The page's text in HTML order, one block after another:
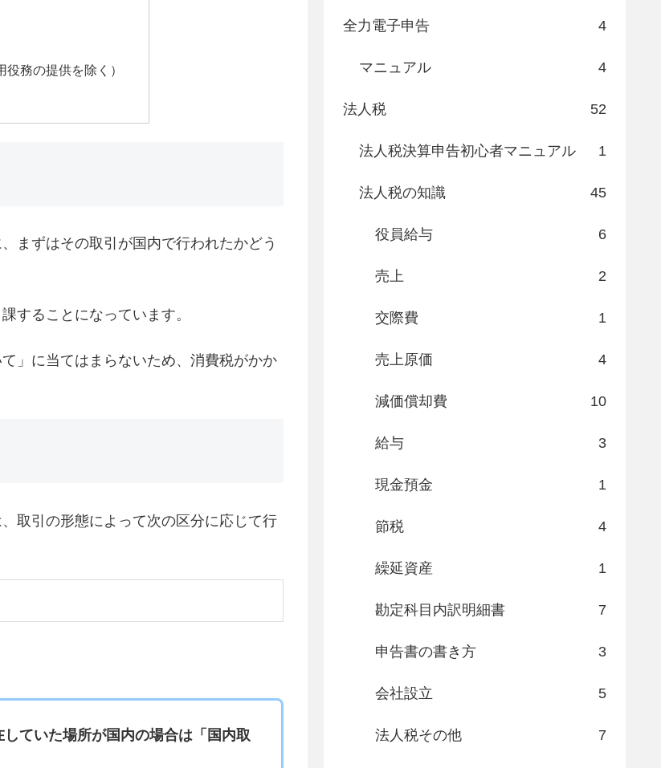
務の提供を除く）
まずはその取引が国内で行われたかどう
することになっています。
」に当てはまらないため、消費税がかか
取引の形態によって次の区分に応じて行
ていた場所が国内の場合は「国内取
全力電子申告 4
マニュアル 4
法人税 52
法人税決算申告初心者マニュアル 1
法人税の知識 45
役員給与 6
売上 2
交際費 1
売上原価 4
減価償却費 10
給与 3
現金預金 1
節税 4
繰延資産 1
勘定科目内訳明細書 7
申告書の書き方 3
会社設立 5
法人税その他 7